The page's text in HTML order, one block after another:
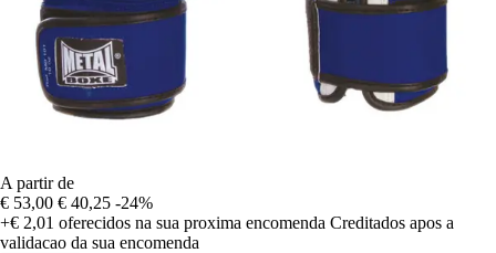
A partir de
€ 53,00 € 40,25 -24%
+€ 2,01 oferecidos na sua proxima encomenda Creditados apos a
validacao da sua encomenda